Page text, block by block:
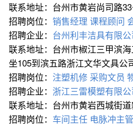
联系地址：台州市黄岩尚司路
招聘岗位： 销售经理 课程顾问
招聘企业： 台州利丰洁具有限公
联系地址：台州市椒江三甲滨
坐105到滨五路浙江文华文具公
招聘岗位： 注塑机修 采购文员
招聘企业： 浙江三雷模塑有限公
联系地址：台州市黄岩西城街
招聘岗位： 车间主任 电脉冲主管